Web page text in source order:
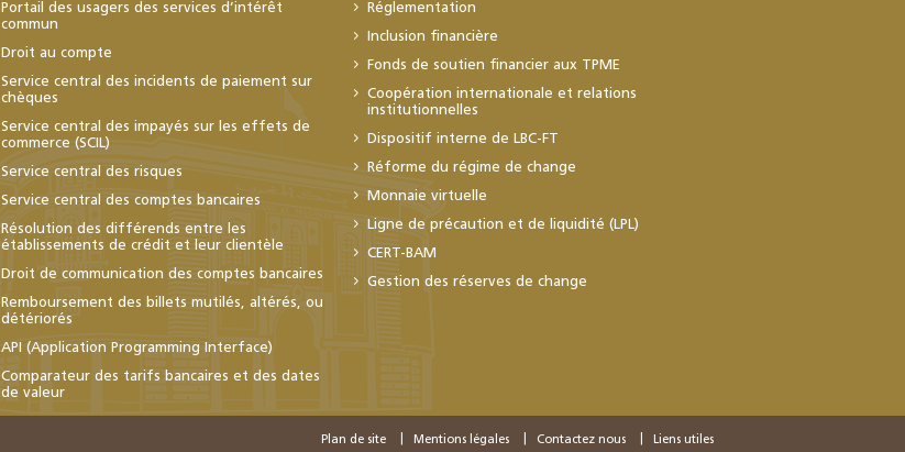
Portail des usagers des services d’intérêt
commun
Droit au compte
Service central des incidents de paiement sur
chèques
Service central des impayés sur les effets de
commerce (SCIL)
Service central des risques
Service central des comptes bancaires
Résolution des différends entre les
établissements de crédit et leur clientèle
Droit de communication des comptes bancaires
Remboursement des billets mutilés, altérés, ou
détériorés
API (Application Programming Interface)
Comparateur des tarifs bancaires et des dates
de valeur
Réglementation
Inclusion financière
Fonds de soutien financier aux TPME
Coopération internationale et relations
institutionnelles
Dispositif interne de LBC-FT
Réforme du régime de change
Monnaie virtuelle
Ligne de précaution et de liquidité (LPL)
CERT-BAM
Gestion des réserves de change
Plan de site Mentions légales Contactez nous Liens utiles